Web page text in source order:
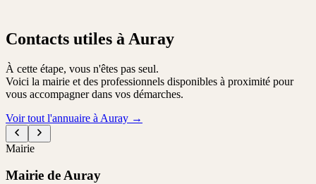
Contacts utiles à Auray
À cette étape, vous n'êtes pas seul.
Voici la mairie et des professionnels disponibles à proximité pour
vous accompagner dans vos démarches.
Voir tout l'annuaire à Auray →
Mairie
Mairie de Auray